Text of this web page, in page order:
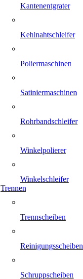
Kantenentgrater
Kehlnahtschleifer
Poliermaschinen
Satiniermaschinen
Rohrbandschleifer
Winkelpolierer
Winkelschleifer
Trennen
Trennscheiben
Reinigungsscheiben
Schruppscheiben